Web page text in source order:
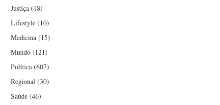
Justiça (18)
Lifestyle (10)
Medicina (15)
Mundo (121)
Política (607)
Regional (30)
Saúde (46)